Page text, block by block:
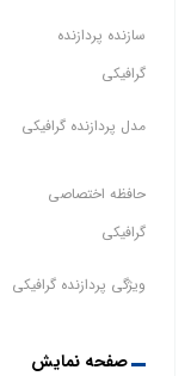
سازنده پردازنده
گرافیکی
مدل پردازنده گرافیکی
حافظه اختصاصی
گرافیکی
ویژگی پردازنده گرافیکی
صفحه نمایش